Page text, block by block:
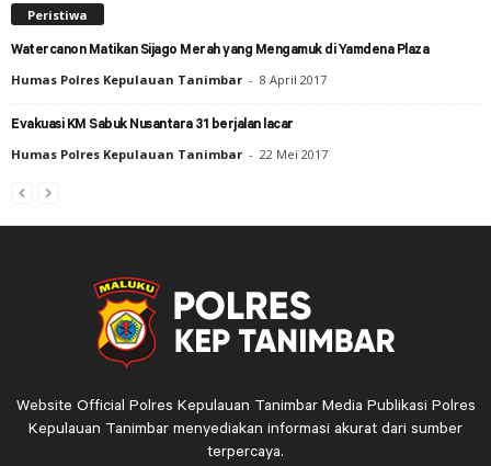
Peristiwa
Watercanon Matikan Sijago Merah yang Mengamuk di Yamdena Plaza
Humas Polres Kepulauan Tanimbar - 8 April 2017
Evakuasi KM Sabuk Nusantara 31 berjalan lacar
Humas Polres Kepulauan Tanimbar - 22 Mei 2017
Website Official Polres Kepulauan Tanimbar Media Publikasi Polres
Kepulauan Tanimbar menyediakan informasi akurat dari sumber
terpercaya.